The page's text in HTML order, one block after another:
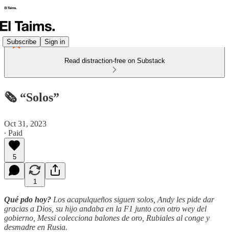
Subscribe Sign in
Read distraction-free on Substack
🗞️ “Solos”
Oct 31, 2023
∙ Paid
5
1
Qué pdo hoy? Los acapulqueños siguen solos, Andy les pide dar
gracias a Dios, su hijo andaba en la F1 junto con otro wey del
gobierno, Messi colecciona balones de oro, Rubiales al conge y
desmadre en Rusia.